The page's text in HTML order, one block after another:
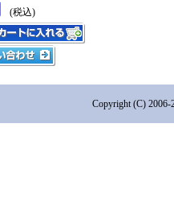
(税込)
Copyright (C)